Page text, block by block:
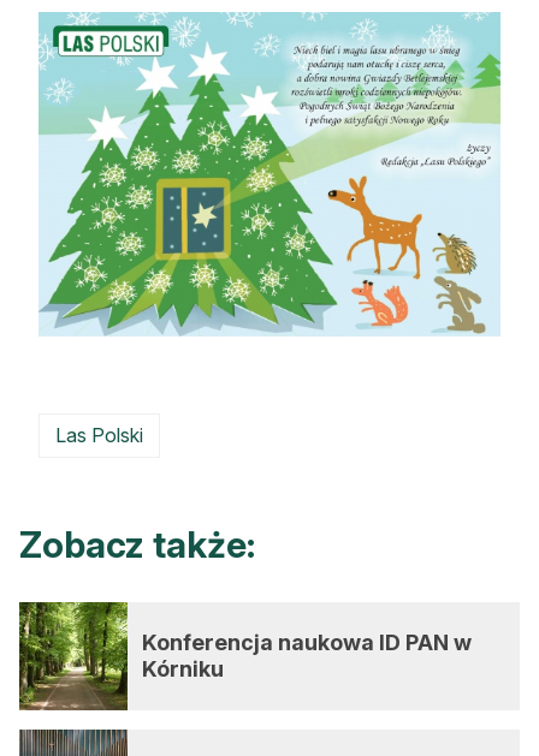
Strefa eksperta
Auto do lasu
Dla drwala
Leśnik na zakupach
Z zagranicy
Edukacja
Lasy prywatne
Zostań autorem
Archiwum
Kontakt
Las Polski
Zobacz także:
Konferencja naukowa ID PAN w
Kórniku